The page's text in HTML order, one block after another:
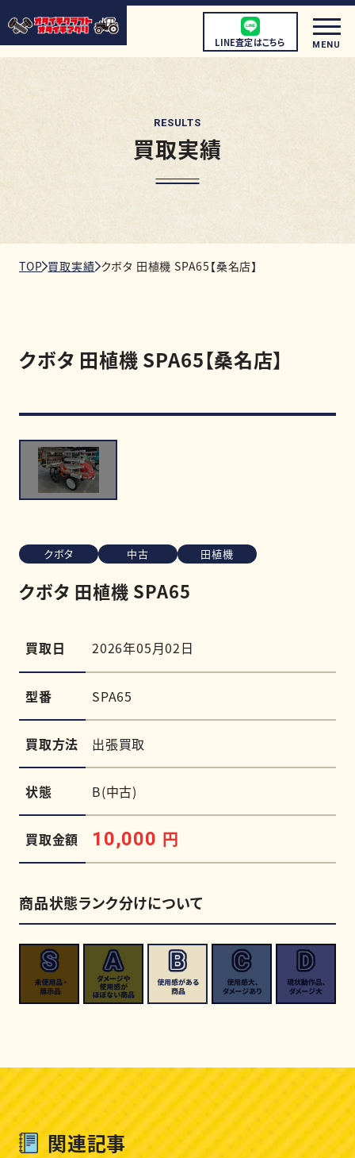
LINE査定はこちら MENU
店頭買取について
買取強化商品 買取相場
買取実績
0120-968-258
受付時間
RESULTS
買取実績
TOP 買取実績 クボタ 田植機 SPA65【桑名店】
クボタ 田植機 SPA65【桑名店】
クボタ 中古 田植機
クボタ 田植機 SPA65
買取日 2026年05月02日
型番 SPA65
買取方法 出張買取
状態 B(中古)
買取金額 10,000 円
商品状態ランク分けについて
関連記事